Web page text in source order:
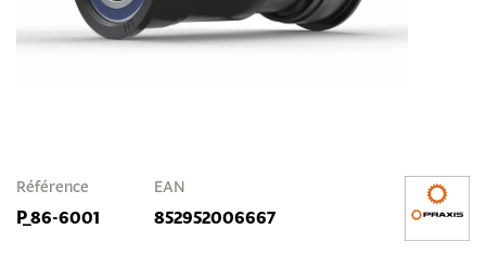
Référence
P_86-6001
EAN
852952006667